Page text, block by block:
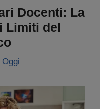
Docenti: La
Limiti del
Oggi